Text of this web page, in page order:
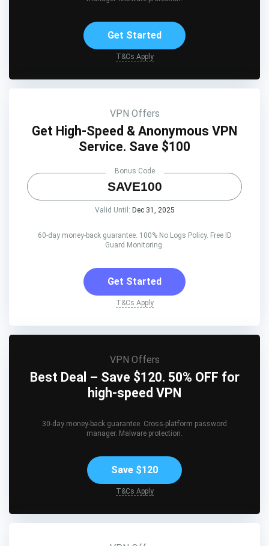
Get Started
T&Cs Apply
VPN Offers
Get High-Speed & Anonymous VPN
Service. Save $100
SAVE100
Bonus Code
Valid Until: Dec 31, 2025
60-day money-back guarantee. 100% No Logs Policy. Free ID
Guard Monitoring.
Get Started
T&Cs Apply
VPN Offers
Best Deal – Save $120. 50% OFF for
high-speed VPN
30-day money-back guarantee. Cross-platform password
manager. Malware protection.
Save $120
T&Cs Apply